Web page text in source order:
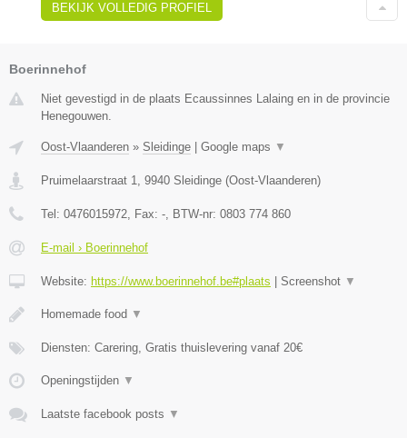
BEKIJK VOLLEDIG PROFIEL
Boerinnehof
Niet gevestigd in de plaats Ecaussinnes Lalaing en in de provincie
Henegouwen.
Oost-Vlaanderen » Sleidinge Google maps ▼
Pruimelaarstraat 1, 9940 Sleidinge (Oost-Vlaanderen)
Tel: 0476015972, Fax: -, BTW-nr: 0803 774 860
E-mail › Boerinnehof
Website: https://www.boerinnehof.be#plaats Screenshot ▼
Homemade food ▼
Diensten: Carering, Gratis thuislevering vanaf 20€
Openingstijden ▼
Laatste facebook posts ▼